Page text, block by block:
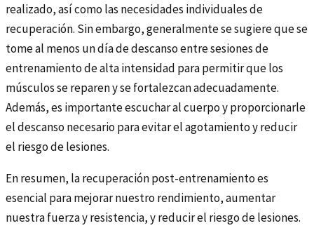
realizado, así como las necesidades individuales de
recuperación. Sin embargo, generalmente se sugiere que se
tome al menos un día de descanso entre sesiones de
entrenamiento de alta intensidad para permitir que los
músculos se reparen y se fortalezcan adecuadamente.
Además, es importante escuchar al cuerpo y proporcionarle
el descanso necesario para evitar el agotamiento y reducir
el riesgo de lesiones.
En resumen, la recuperación post-entrenamiento es
esencial para mejorar nuestro rendimiento, aumentar
nuestra fuerza y resistencia, y reducir el riesgo de lesiones.